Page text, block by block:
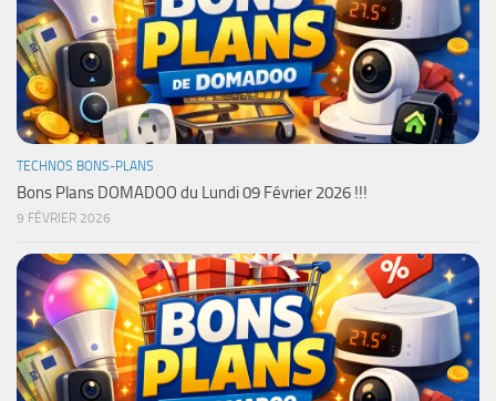
TECHNOS BONS-PLANS
Bons Plans DOMADOO du Lundi 09 Février 2026 !!!
9 FÉVRIER 2026